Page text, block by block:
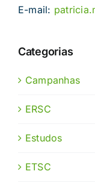
E-mail:
Categorias
Campanhas
ERSC
Estudos
ETSC